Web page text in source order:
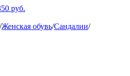
руб.
/Женская обувь/Сандалии/